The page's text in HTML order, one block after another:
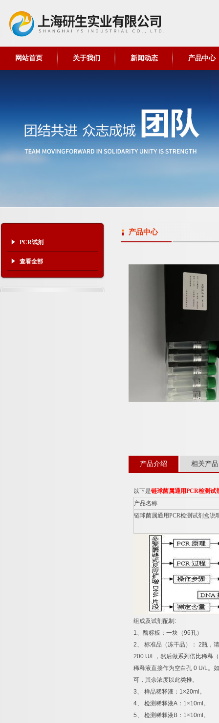
网站首页 关于我们 新闻动态 产品中心
PCR试剂
查看全部
产品中心
产品介绍 相关产品
以下是链球菌属通用PCR检测试
产品名称
链球菌属通用PCR检测试剂盒说
组成及试剂配制 :
1、酶标板：一块（96孔）
2、 标准品（冻干品）： 2瓶，
200 U/L ，然后做系列倍比稀释
稀释液直接作为空白孔 0 U/L。
可，其余浓度以此类推。
3、 样品稀释液： 1×20ml 。
4、 检测稀释液A ： 1×10ml 。
5、 检测稀释液 B ： 1×10ml 。